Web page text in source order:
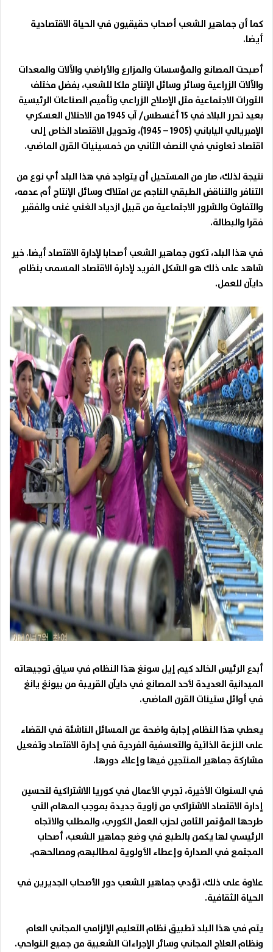
كما أن جماهير الشعب أصحاب حقيقيون في الحياة الاقتصادية
أيضا.
أصبحت المصانع والمؤسسات والمزارع والأراضي والآلات والمعدات
والآلات الزراعية وسائر وسائل الإنتاج ملكا للشعب، بفضل مختلف
الثورات الاجتماعية مثل الإصلاح الزراعي وتأميم الصناعات الرئيسية
بعيد تحرر البلاد في 15 أغسطس/ آب 1945 من الاحتلال العسكري
الإمبريالي الياباني (1905 – 1945)، وتحويل الاقتصاد الخاص إلى
اقتصاد تعاوني في النصف الثاني من خمسينيات القرن الماضي.
نتيجة لذلك، صار من المستحيل أن يتواجد في هذا البلد أي نوع من
التنافر والتناقض الطبقي الناجم عن امتلاك وسائل الإنتاج أم عدمه،
والتفاوت والشرور الاجتماعية من قبيل ازدياد الغني غنى والفقير
فقرا والبطالة.
في هذا البلد، تكون جماهير الشعب أصحابا لإدارة الاقتصاد أيضا. خير
شاهد على ذلك هو الشكل الفريد لإدارة الاقتصاد المسمى بنظام
دايآن للعمل.
أبدع الرئيس الخالدكيم إيل سونغ هذا النظام في سياق توجيهاته
الميدانية العديدة لأحد المصانع في دايآن القريبة من بيونغ يانغ
في أوائل ستينات القرن الماضي.
يعطي هذا النظام إجابة واضحة عن المسائل الناشئة في القضاء
على النزعة الذاتية والتعسفية الفردية في إدارة الاقتصاد وتفعيل
مشاركة جماهير المنتجين فيها وإعلاء دورها.
في السنوات الأخيرة، تجري الأعمال في كوريا الاشتراكية لتحسين
إدارة الاقتصاد الاشتراكي من زاوية جديدة بموجب المهام التي
طرحها المؤتمر الثامن لحزب العمل الكوري، والمطلب والاتجاه
الرئيسي لها يكمن بالطبع في وضع جماهير الشعب، أصحاب
المجتمع في الصدارة وإعطاء الأولوية لمطالبهم ومصالحهم.
علاوة على ذلك، تؤدي جماهير الشعب دور الأصحاب الجديرين في
الحياة الثقافية.
يتم في هذا البلد تطبيق نظام التعليم الإلزامي المجاني العام
ونظام العلاج المجاني وسائر الإجراءات الشعبية من جميع النواحي.